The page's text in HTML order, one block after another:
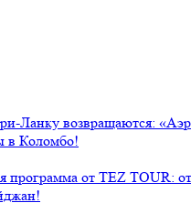
Ланку возвращаются:
в Коломбо!
программа от TEZ TOUR: